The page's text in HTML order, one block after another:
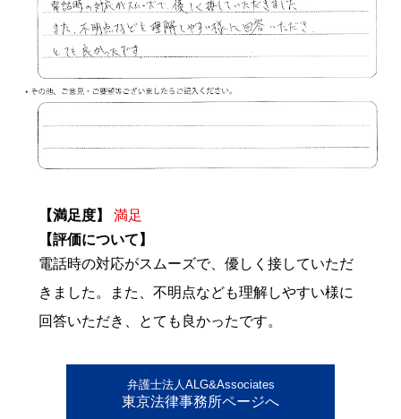
【満足度】
満足
【評価について】
電話時の対応がスムーズで、優しく接していただ
きました。また、不明点なども理解しやすい様に
回答いただき、とても良かったです。
弁護士法人ALG&Associates
東京法律事務所ページへ